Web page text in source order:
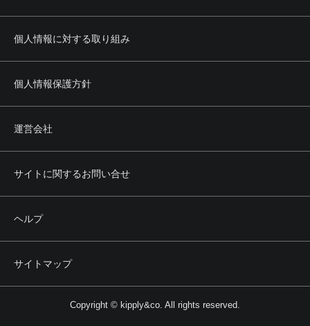
個人情報に対する取り組み
個人情報保護方針
運営会社
サイトに関するお問い合せ
ヘルプ
サイトマップ
Copyright © kipply&co. All rights reserved.